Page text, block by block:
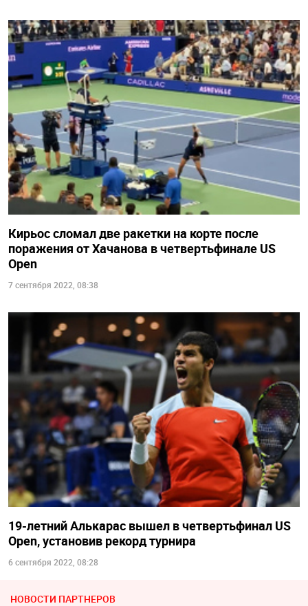
Кирьос сломал две ракетки на корте после
поражения от Хачанова в четвертьфинале US
Open
7 сентября 2022, 08:38
19-летний Алькарас вышел в четвертьфинал US
Open, установив рекорд турнира
6 сентября 2022, 08:28
НОВОСТИ ПАРТНЕРОВ